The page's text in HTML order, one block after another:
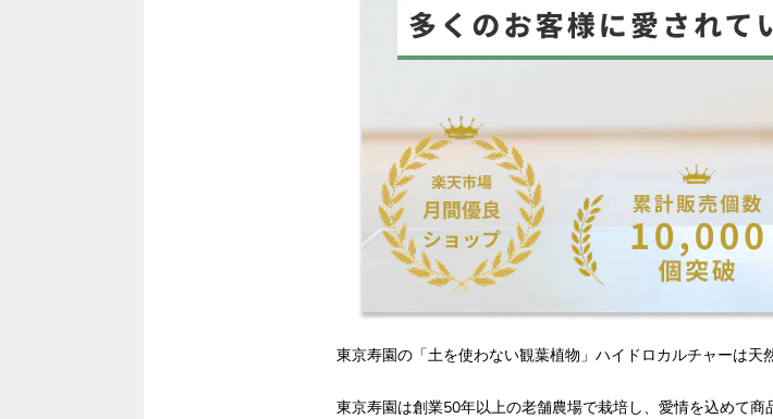
東京寿園の「土を使わない観葉植物」ハイドロカルチャーは天
東京寿園は創業50年以上の老舗農場で栽培し、愛情を込めて商